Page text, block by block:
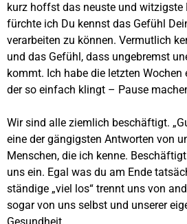
kurz hoffst das neuste und witzigste
fürchte ich Du kennst das Gefühl
verarbeiten zu können. Vermutlich
und das Gefühl, dass ungebremst
kommt. Ich habe die letzten Wochen
der so einfach klingt – Pause
Wir sind alle ziemlich beschäftigt.
eine der gängigsten Antworten von
Menschen, die ich kenne.
uns ein. Egal was du am Ende
ständige „viel los“ trennt uns von
sogar von uns selbst und unserer